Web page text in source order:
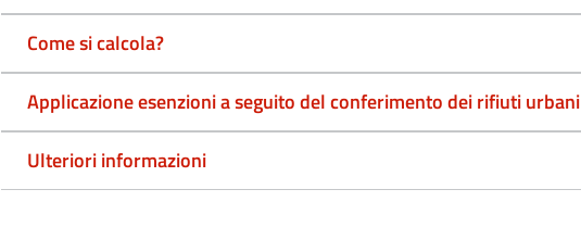
Come si calcola?
Applicazione esenzioni a seguito del conferimento dei rifiuti urbani
Ulteriori informazioni